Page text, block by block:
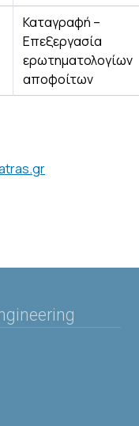
Καταγραφή –
Επεξεργασία
ερωτηματολογίων
αποφοίτων